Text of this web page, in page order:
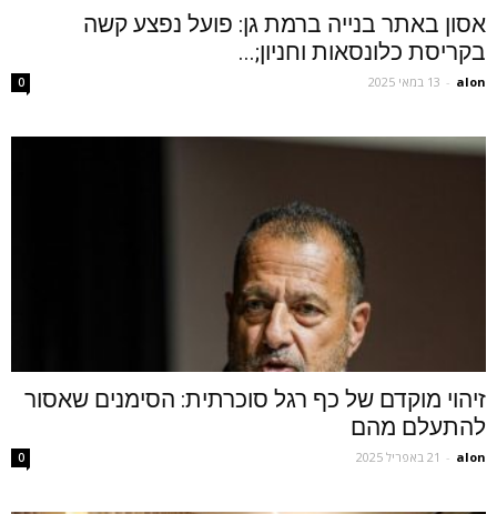
אסון באתר בנייה ברמת גן: פועל נפצע קשה
בקריסת כלונסאות וחניון;...
alon
- 13 במאי 2025 0
זיהוי מוקדם של כף רגל סוכרתית: הסימנים שאסור
להתעלם מהם
alon
- 21 באפריל 2025 0